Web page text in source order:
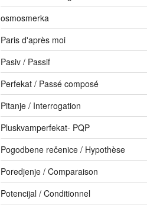
osmosmerka
Paris d'après moi
Pasiv / Passif
Perfekat / Passé composé
Pitanje / Interrogation
Pluskvamperfekat- PQP
Pogodbene rečenice / Hypothèse
Poredjenje / Comparaison
Potencijal / Conditionnel